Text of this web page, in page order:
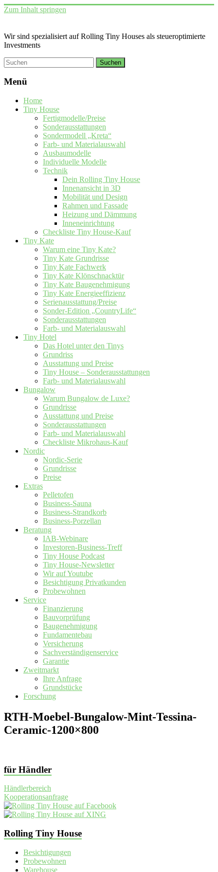
Zum Inhalt springen
Wir sind spezialisiert auf Rolling Tiny Houses als steueroptimierte
Investments
Menü
Home
Tiny House
Fertigmodelle/Preise
Sonderausstattungen
Sondermodell „Kreta“
Farb- und Materialauswahl
Ausbaumodelle
Individuelle Modelle
Technik
Dein Rolling Tiny House
Innenansicht in 3D
Mobilität und Design
Rahmen und Fassade
Heizung und Dämmung
Inneneinrichtung
Checkliste Tiny House-Kauf
Tiny Kate
Warum eine Tiny Kate?
Tiny Kate Grundrisse
Tiny Kate Fachwerk
Tiny Kate Klönschnacktür
Tiny Kate Baugenehmigung
Tiny Kate Energieeffizienz
Serienausstattung/Preise
Sonder-Edition „CountryLife“
Sonderausstattungen
Farb- und Materialauswahl
Tiny Hotel
Das Hotel unter den Tinys
Grundriss
Ausstattung und Preise
Tiny House – Sonderausstattungen
Farb- und Materialauswahl
Bungalow
Warum Bungalow de Luxe?
Grundrisse
Ausstattung und Preise
Sonderausstattungen
Farb- und Materialauswahl
Checkliste Mikrohaus-Kauf
Nordic
Nordic-Serie
Grundrisse
Preise
Extras
Pelletofen
Business-Sauna
Business-Strandkorb
Business-Porzellan
Beratung
IAB-Webinare
Investoren-Business-Treff
Tiny House Podcast
Tiny House-Newsletter
Wir auf Youtube
Besichtigung Privatkunden
Probewohnen
Service
Finanzierung
Bauvorprüfung
Baugenehmigung
Fundamentebau
Versicherung
Sachverständigenservice
Garantie
Zweitmarkt
Ihre Anfrage
Grundstücke
Forschung
RTH-Moebel-Bungalow-Mint-Tessina-
Ceramic-1200×800
für Händler
Händlerbereich
Kooperationsanfrage
Rolling Tiny House
Besichtigungen
Probewohnen
Warehouse